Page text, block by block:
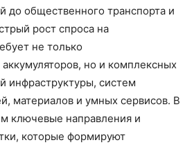
до общественного транспорта и
рост спроса на
не только
но и комплексных
инфраструктуры, систем
материалов и умных сервисов. В
ключевые направления и
которые формируют